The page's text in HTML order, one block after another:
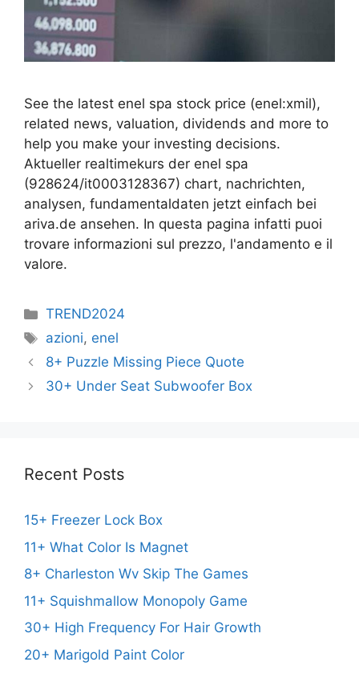
See the latest enel spa stock price (enel:xmil),
related news, valuation, dividends and more to
help you make your investing decisions.
Aktueller realtimekurs der enel spa
(928624/it0003128367) chart, nachrichten,
analysen, fundamentaldaten jetzt einfach bei
ariva.de ansehen. In questa pagina infatti puoi
trovare informazioni sul prezzo, l'andamento e il
valore.
Categories
TREND2024
Tags
azioni, enel
8+ Puzzle Missing Piece Quote
30+ Under Seat Subwoofer Box
Recent Posts
15+ Freezer Lock Box
11+ What Color Is Magnet
8+ Charleston Wv Skip The Games
11+ Squishmallow Monopoly Game
30+ High Frequency For Hair Growth
20+ Marigold Paint Color